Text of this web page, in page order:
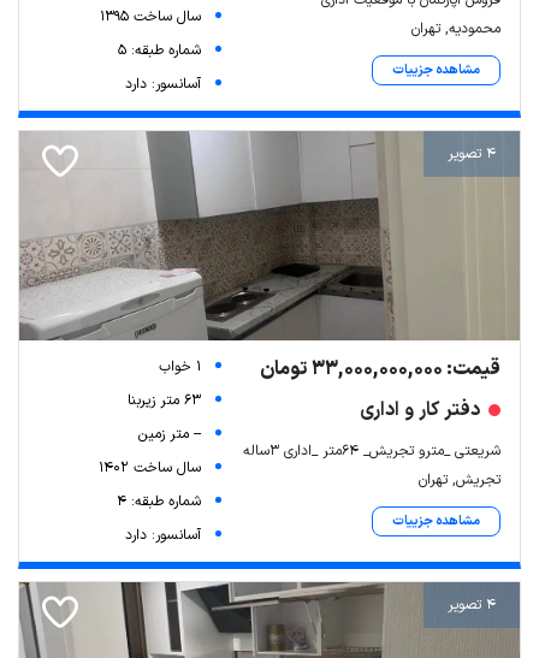
محمودیه, تهران
مشاهده جزییات
سال ساخت 1395
شماره طبقه: 5
آسانسور: دارد
4 تصویر
قیمت: 33,000,000,000 تومان
دفتر کار و اداری
شریعتی _مترو تجریش_ 64متر _اداری 3ساله
تجریش, تهران
مشاهده جزییات
1 خواب
63 متر زیربنا
-- متر زمین
سال ساخت 1402
شماره طبقه: 4
آسانسور: دارد
4 تصویر